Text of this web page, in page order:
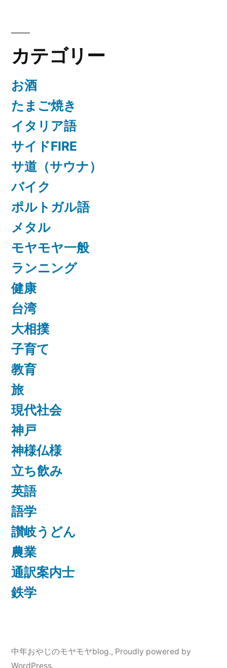
カテゴリー
お酒
たまご焼き
イタリア語
サイドFIRE
サ道（サウナ）
バイク
ポルトガル語
メタル
モヤモヤ一般
ランニング
健康
台湾
大相撲
子育て
教育
旅
現代社会
神戸
神様仏様
立ち飲み
英語
語学
讃岐うどん
農業
通訳案内士
鉄学
中年おやじのモヤモヤblog., Proudly powered by
WordPress.